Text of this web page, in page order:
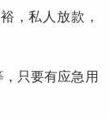
，私人放款，
只要有应急用